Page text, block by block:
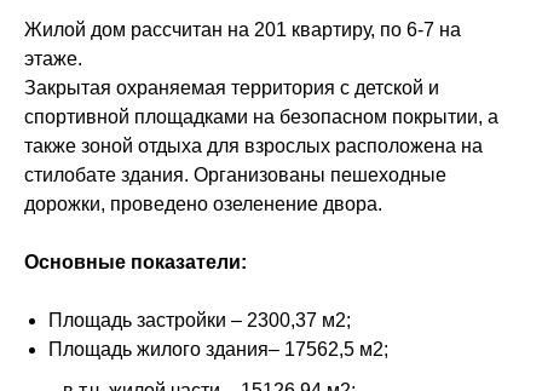
Жилой дом рассчитан на 201 квартиру, по 6-7 на
этаже.
Закрытая охраняемая территория с детской и
спортивной площадками на безопасном покрытии, а
также зоной отдыха для взрослых расположена на
стилобате здания. Организованы пешеходные
дорожки, проведено озеленение двора.
Основные показатели:
Площадь застройки – 2300,37 м2;
Площадь жилого здания– 17562,5 м2;